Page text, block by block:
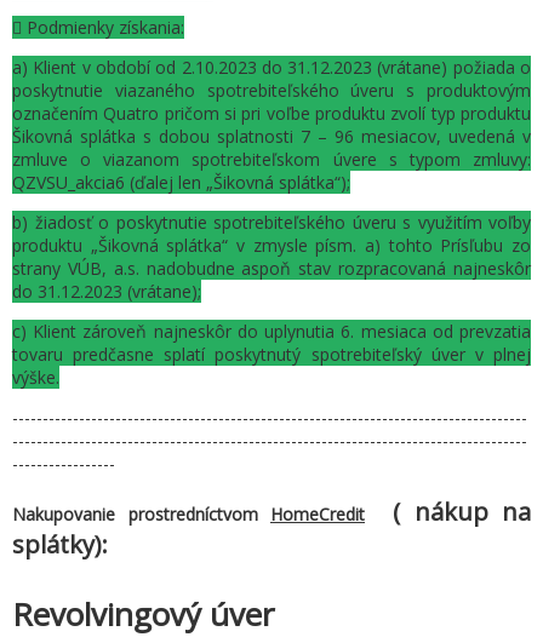
 Podmienky získania:
a) Klient v období od 2.10.2023 do 31.12.2023 (vrátane) požiada o
poskytnutie viazaného spotrebiteľského úveru s produktovým
označením Quatro pričom si pri voľbe produktu zvolí typ produktu
Šikovná splátka s dobou splatnosti 7 – 96 mesiacov, uvedená v
zmluve o viazanom spotrebiteľskom úvere s typom zmluvy:
QZVSU_akcia6 (ďalej len „Šikovná splátka“);
b) žiadosť o poskytnutie spotrebiteľského úveru s využitím voľby
produktu „Šikovná splátka“ v zmysle písm. a) tohto Prísľubu zo
strany VÚB, a.s. nadobudne aspoň stav rozpracovaná najneskôr
do 31.12.2023 (vrátane);
c) Klient zároveň najneskôr do uplynutia 6. mesiaca od prevzatia
tovaru predčasne splatí poskytnutý spotrebiteľský úver v plnej
výške.
-------------------------------------------------------------------------------------
-------------------------------------------------------------------------------------
-----------------
Nakupovanie prostredníctvom HomeCredit
( nákup na
splátky):
Revolvingový úver